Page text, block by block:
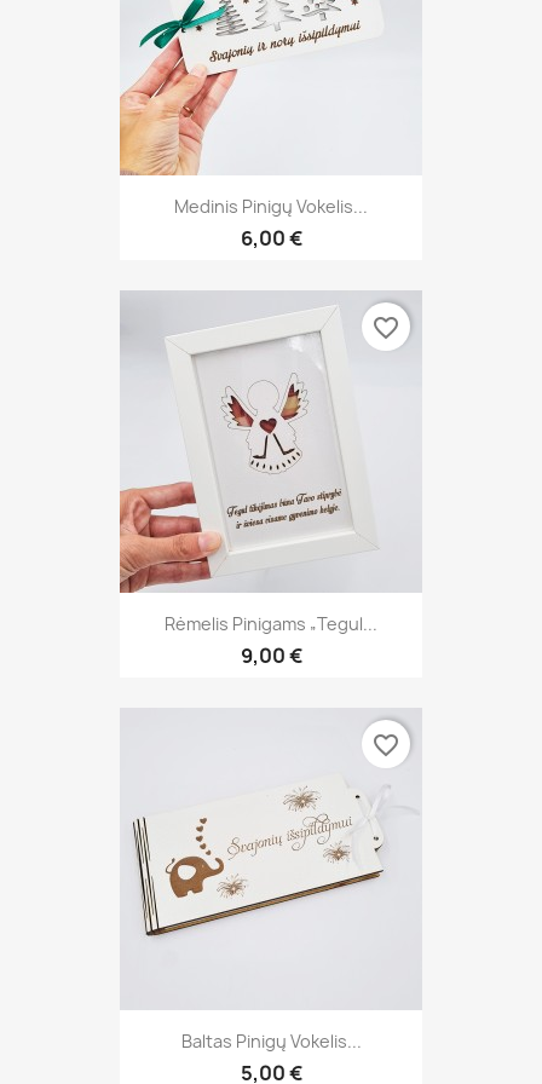
Medinis Pinigų Vokelis...
6,00 €
Rėmelis Pinigams „Tegul...
9,00 €
favorite_border
Baltas Pinigų Vokelis...
5,00 €
favorite_border